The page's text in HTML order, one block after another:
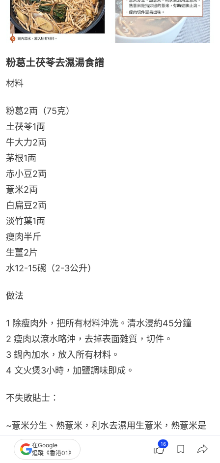
粉葛土茯苓去濕湯食譜
材料
粉葛2両（75克）
土茯苓1両
牛大力2両
茅根1両
赤小豆2両
薏米2両
白扁豆2両
淡竹葉1両
瘦肉半斤
生薑2片
水12-15碗（2-3公升）
做法
1 除瘦肉外，把所有材料沖洗。清水浸約45分鐘
2 瘦肉以滾水略沖，去掉表面雜質，切件。
3 鍋內加水，放入所有材料。
4 文火煲3小時，加鹽調味即成。
不失敗貼士：
~薏米分生、熟薏米，利水去濕用生薏米，熟薏米是
指炒過的薏米，有助健脾止瀉。
~以上材料一般藥材舖有售，約$50-60足夠5人飲
在Google
追蹤《香港01》
16